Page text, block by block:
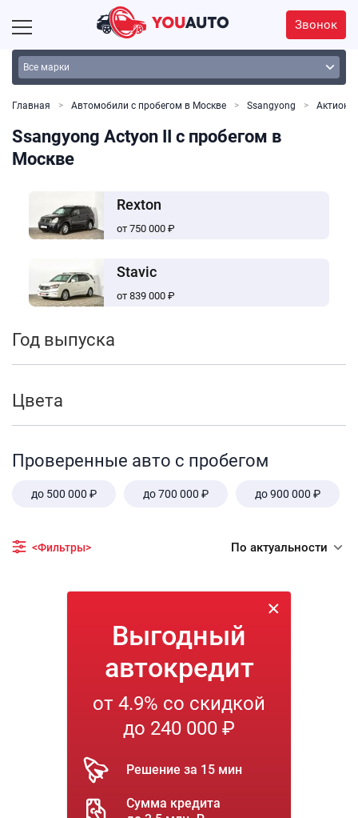
Звонок
Главная Автомобили с пробегом в Москве Ssangyong Актион
Ssangyong Actyon II с пробегом в
Москве
Rexton
от 750 000 ₽
Stavic
от 839 000 ₽
Год выпуска
Цвета
Проверенные авто с пробегом
до 500 000 ₽ до 700 000 ₽ до 900 000 ₽
<Фильтры> По актуальности
Выгодный
автокредит
от 4.9% со скидкой
до 240 000 ₽
Решение за 15 мин
Сумма кредита